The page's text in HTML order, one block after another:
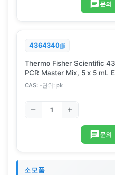
문의
4364340
Thermo Fisher Scientific
PCR Master Mix, 5 x 5 mL
CAS: -단위: pk
문의
소모품